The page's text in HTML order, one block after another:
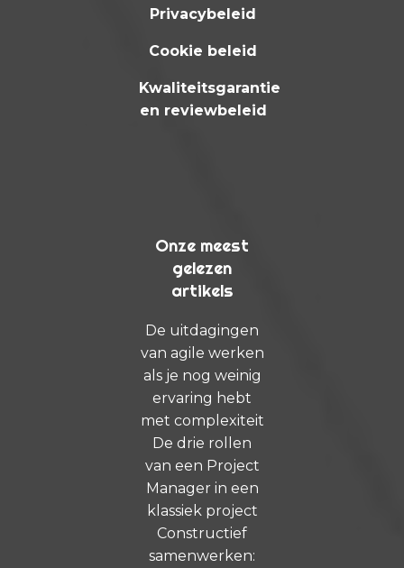
Privacybeleid
Cookie beleid
Kwaliteitsgarantie
en reviewbeleid
Onze meest
gelezen
artikels
De uitdagingen
van agile werken
als je nog weinig
ervaring hebt
met complexiteit
De drie rollen
van een Project
Manager in een
klassiek project
Constructief
samenwerken: